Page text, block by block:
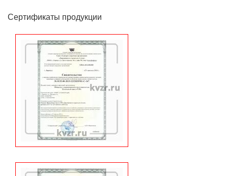
Выдан ПАТЕНТ ООО КЗ «РОСЭНЕРГОПРОМ» на
Состоялась выставка «Курган: Строительство. Энергетика.
ЖКХ»
Выставка «ЖКХ - 2008: ТЕХНОЛОГИИ, ИНВЕСТИЦИИ,
НОВОЕ КАЧЕСТВО», г. Москва
Выставка «ЭНЕРГОСБЕРЕЖЕНИЕ. ОТОПЛЕНИЕ И
ВЕНТИЛЯЦИЯ», г. Челябинск
Золотая медаль на выставке Хакасии
Сертификаты продукции